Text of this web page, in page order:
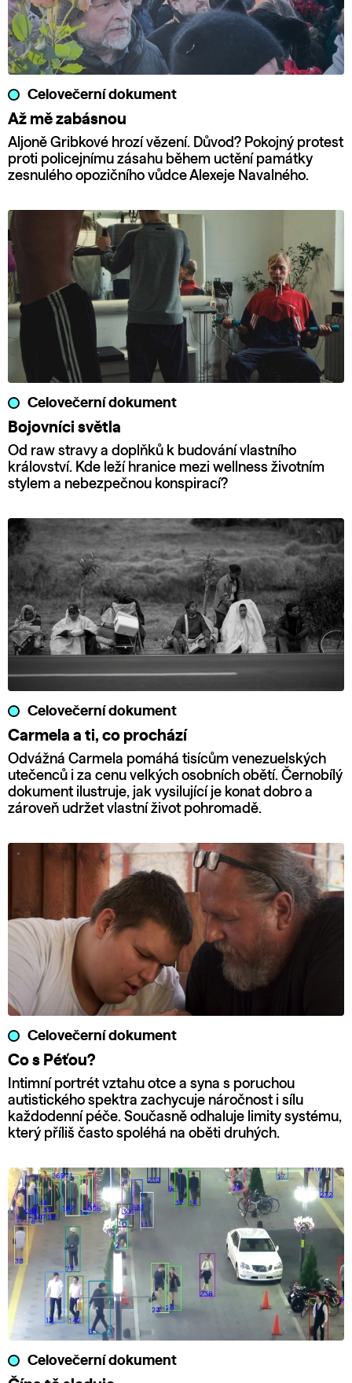
Celovečerní dokument
Až mě zabásnou
Aljoně Gribkové hrozí vězení. Důvod? Pokojný protest
proti policejnímu zásahu během uctění památky
zesnulého opozičního vůdce Alexeje Navalného.
Celovečerní dokument
Bojovníci světla
Od raw stravy a doplňků k budování vlastního
království. Kde leží hranice mezi wellness životním
stylem a nebezpečnou konspirací?
Celovečerní dokument
Carmela a ti, co prochází
Odvážná Carmela pomáhá tisícům venezuelských
utečenců i za cenu velkých osobních obětí. Černobílý
dokument ilustruje, jak vysilující je konat dobro a
zároveň udržet vlastní život pohromadě.
Celovečerní dokument
Co s Péťou?
Intimní portrét vztahu otce a syna s poruchou
autistického spektra zachycuje náročnost i sílu
každodenní péče. Současně odhaluje limity systému,
který příliš často spoléhá na oběti druhých.
Celovečerní dokument